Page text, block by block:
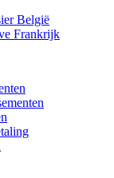
België
Frankrijk